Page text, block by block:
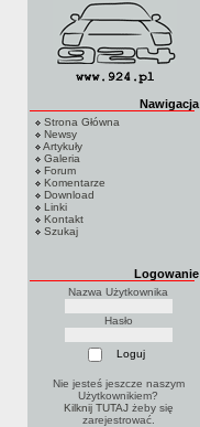
Nawigacja
Strona Główna
Newsy
Artykuły
Galeria
Forum
Komentarze
Download
Linki
Kontakt
Szukaj
Logowanie
Nazwa Użytkownika
Hasło
Nie jesteś jeszcze naszym
Użytkownikiem?
Kilknij TUTAJżeby się
zarejestrować.